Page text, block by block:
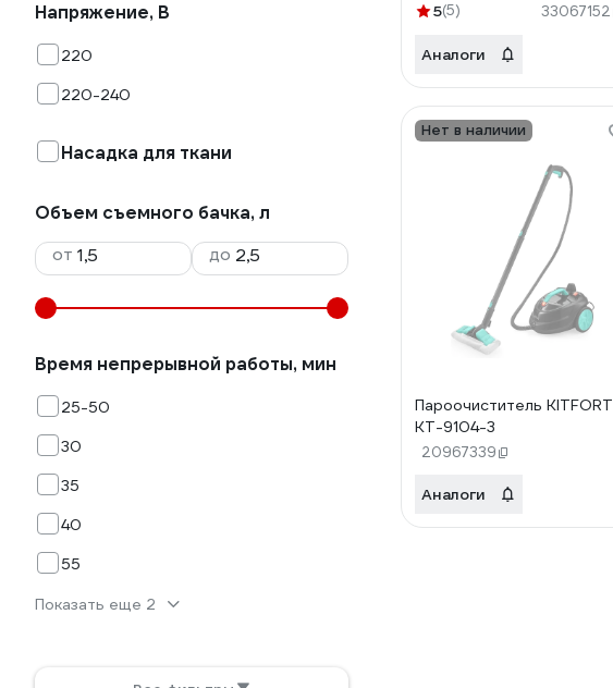
Напряжение, В
220
220-240
Насадка для ткани
Объем съемного бачка, л
от
до
Время непрерывной работы, мин
25-50
30
35
40
55
Показать еще 2
5(5) 33067152
Аналоги
Нет в наличии
Пароочиститель KITFORT
КТ-9104-3
20967339
Аналоги